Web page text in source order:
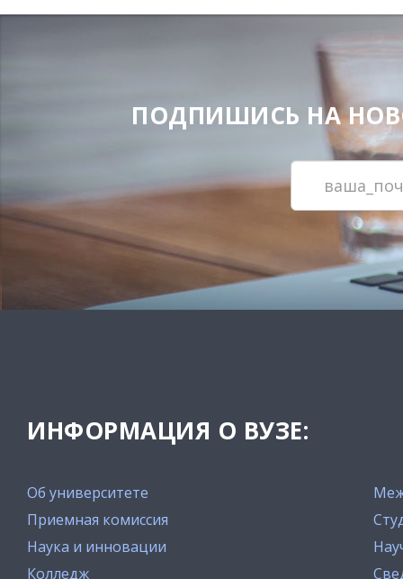
ПОДПИШИСЬ НА
ИНФОРМАЦИЯ О ВУЗЕ:
Об университете
Приемная комиссия
Наука и инновации
Колледж